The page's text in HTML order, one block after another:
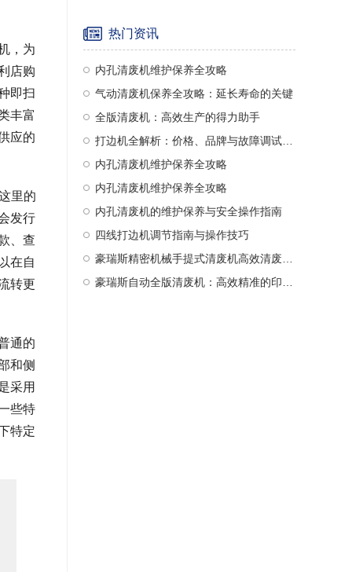
，为
店购
即扫
丰富
应的
里的
发行
、查
在自
转更
通的
和侧
采用
些特
特定
热门资讯
内孔清废机维护保养全攻略
气动清废机保养全攻略：延长寿命的关键
全版清废机：高效生产的得力助手
内孔清废机维护保养全攻略
内孔清废机维护保养全攻略
内孔清废机的维护保养与安全操作指南
四线打边机调节指南与操作技巧